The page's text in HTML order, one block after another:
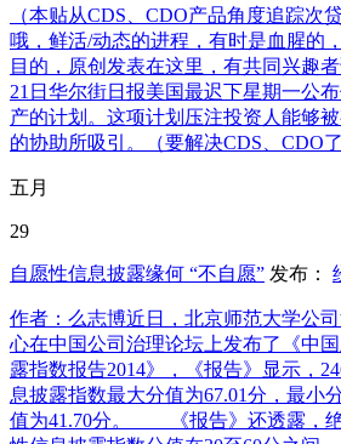
（本贴从CDS、CDO产品角度追踪次
哦，鲜活/动态的进程，有时是血腥的
目的，原创发表在这里，有共同兴趣
21日华尔街日报美国最迟下星期一公
产的计划。这项计划压注投资人能够
的协助所吸引。（要解决CDS、CDO
五月
29
自愿性信息披露缘何 “不自愿” 发布：
作者：么志博近日，北京师范大学公
心在中国公司治理论坛上发布了《中
露指数报告2014》，《报告》显示，
息披露指数最大分值为67.01分，最小
值为41.70分。 《报告》还透露，